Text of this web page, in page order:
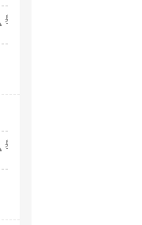
舉
舉